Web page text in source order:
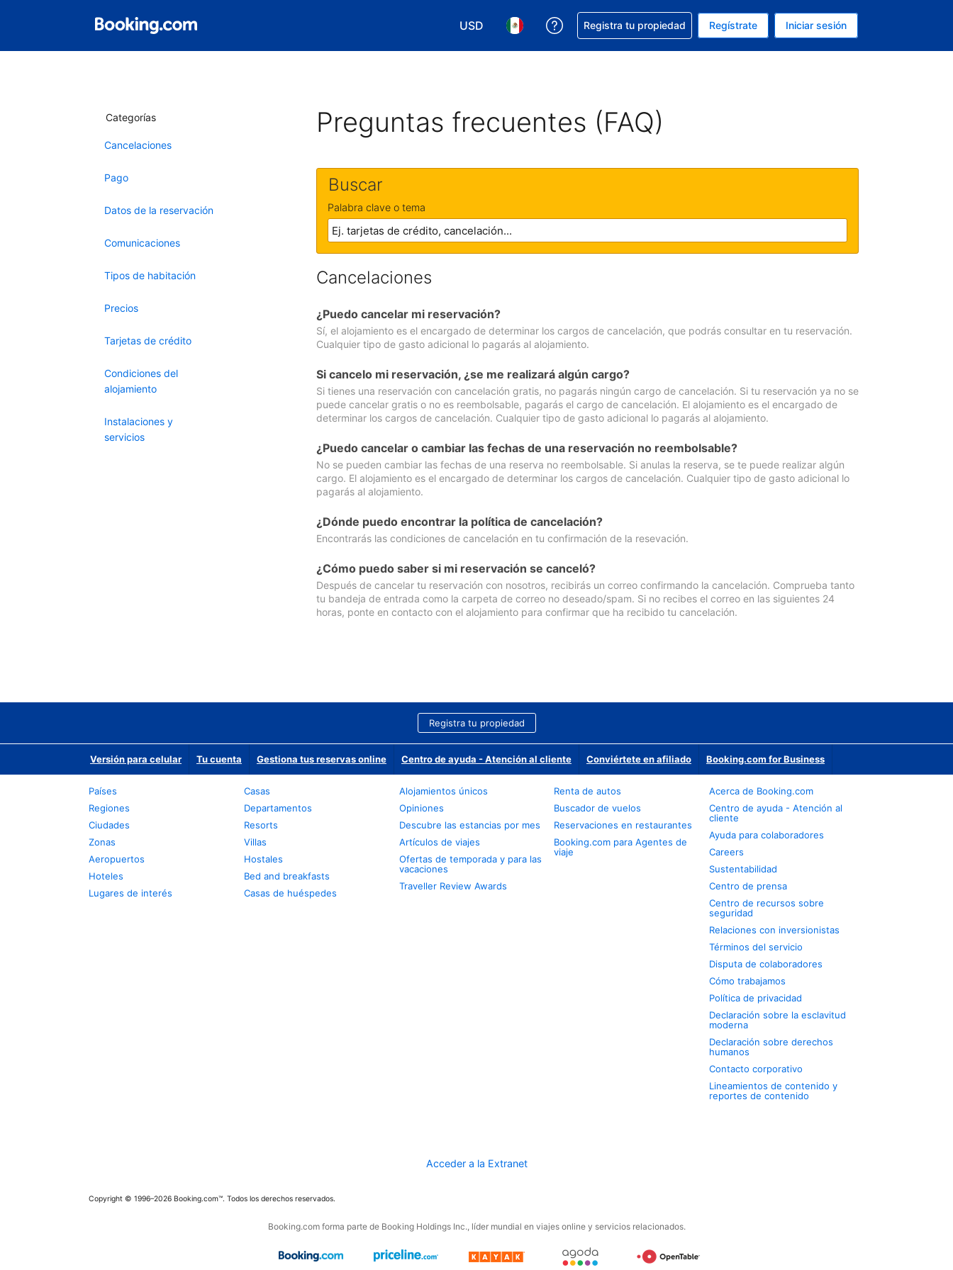
USD
Elegir tu moneda. Tu moneda actual es Dólar de EEUU
Elegir el idioma que prefieres. Tu idioma actual es Español (México)
Obtener ayuda con la reservación
Registra tu propiedad Regístrate Iniciar sesión
Categorías
Cancelaciones
Pago
Datos de la reservación
Comunicaciones
Tipos de habitación
Precios
Tarjetas de crédito
Condiciones del
alojamiento
Instalaciones y
servicios
Preguntas frecuentes (FAQ)
Buscar
Palabra clave o tema
Cancelaciones
¿Puedo cancelar mi reservación?
Sí, el alojamiento es el encargado de determinar los cargos de cancelación, que podrás consultar en tu reservación.
Cualquier tipo de gasto adicional lo pagarás al alojamiento.
Si cancelo mi reservación, ¿se me realizará algún cargo?
Si tienes una reservación con cancelación gratis, no pagarás ningún cargo de cancelación. Si tu reservación ya no se
puede cancelar gratis o no es reembolsable, pagarás el cargo de cancelación. El alojamiento es el encargado de
determinar los cargos de cancelación. Cualquier tipo de gasto adicional lo pagarás al alojamiento.
¿Puedo cancelar o cambiar las fechas de una reservación no reembolsable?
No se pueden cambiar las fechas de una reserva no reembolsable. Si anulas la reserva, se te puede realizar algún
cargo. El alojamiento es el encargado de determinar los cargos de cancelación. Cualquier tipo de gasto adicional lo
pagarás al alojamiento.
¿Dónde puedo encontrar la política de cancelación?
Encontrarás las condiciones de cancelación en tu confirmación de la resevación.
¿Cómo puedo saber si mi reservación se canceló?
Después de cancelar tu reservación con nosotros, recibirás un correo confirmando la cancelación. Comprueba tanto
tu bandeja de entrada como la carpeta de correo no deseado/spam. Si no recibes el correo en las siguientes 24
horas, ponte en contacto con el alojamiento para confirmar que ha recibido tu cancelación.
Registra tu propiedad
Versión para celular Tu cuenta Gestiona tus reservas online Centro de ayuda - Atención al cliente Conviértete en afiliado Booking.com for Business
Países
Regiones
Ciudades
Zonas
Aeropuertos
Hoteles
Lugares de interés
Casas
Departamentos
Resorts
Villas
Hostales
Bed and breakfasts
Casas de huéspedes
Alojamientos únicos
Opiniones
Descubre las estancias por mes
Artículos de viajes
Ofertas de temporada y para las
vacaciones
Traveller Review Awards
Renta de autos
Buscador de vuelos
Reservaciones en restaurantes
Booking.com para Agentes de
viaje
Acerca de Booking.com
Centro de ayuda - Atención al
cliente
Ayuda para colaboradores
Careers
Sustentabilidad
Centro de prensa
Centro de recursos sobre
seguridad
Relaciones con inversionistas
Términos del servicio
Disputa de colaboradores
Cómo trabajamos
Política de privacidad
Declaración sobre la esclavitud
moderna
Declaración sobre derechos
humanos
Contacto corporativo
Lineamientos de contenido y
reportes de contenido
Acceder a la Extranet
Copyright © 1996–2026 Booking.com™. Todos los derechos reservados.
Booking.com forma parte de Booking Holdings Inc., líder mundial en viajes online y servicios relacionados.